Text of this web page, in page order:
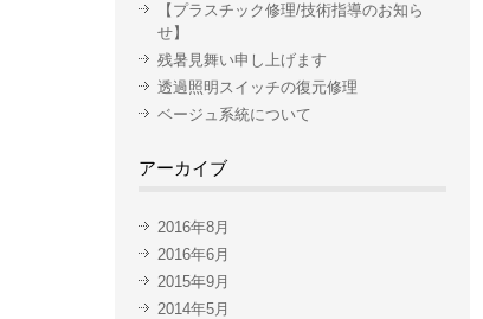
【プラスチック修理/技術指導のお知ら
せ】
残暑見舞い申し上げます
透過照明スイッチの復元修理
ベージュ系統について
アーカイブ
2016年8月
2016年6月
2015年9月
2014年5月